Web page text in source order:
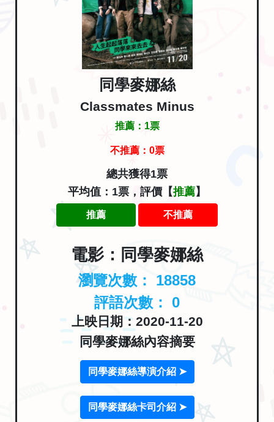
同學麥娜絲
Classmates Minus
推薦： 1票
不推薦： 0票
總共獲得1票
平均值：1票，評價【推薦】
推薦 不推薦
電影：同學麥娜絲
瀏覽次數： 18858
評語次數： 0
上映日期：2020-11-20
同學麥娜絲內容摘要
同學麥娜絲導演介紹 ➤
同學麥娜絲卡司介紹 ➤